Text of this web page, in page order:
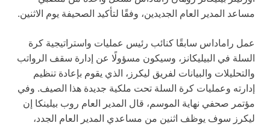
مساعد المدير العام الجديدين، وفقًا لتأكيد الصحيفة يوم الاثنين.
عمل راماداس سابقًا كنائب رئيس عمليات واستراتيجية كرة
السلة في البيليكانز، وسيكون مسؤولًا عن إدارة سقف الرواتب
والتحليلات والبيانات لفريق ليكرز، الذي يقوم بإعادة تنظيم
إدارته وعمليات كرة السلة تحت ملكية جديدة هذا الصيف. وفي
مؤتمر صحفي نهاية الموسم، قال المدير العام روب بيلينكا إن
ليكرز سوف يوظف اثنين من مساعدي المدير العام الجدد،